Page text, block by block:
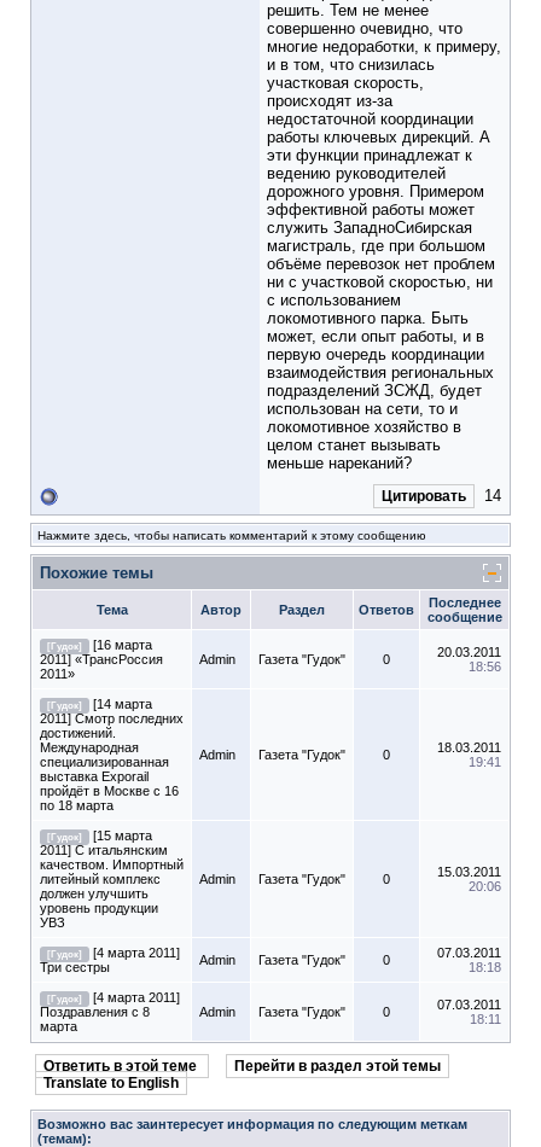
решить. Тем не менее
совершенно очевидно, что
многие недоработки, к примеру,
и в том, что снизилась
участковая скорость,
происходят из-за
недостаточной координации
работы ключевых дирекций. А
эти функции принадлежат к
ведению руководителей
дорожного уровня. Примером
эффективной работы может
служить ЗападноСибирская
магистраль, где при большом
объёме перевозок нет проблем
ни с участковой скоростью, ни
с использованием
локомотивного парка. Быть
может, если опыт работы, и в
первую очередь координации
взаимодействия региональных
подразделений ЗСЖД, будет
использован на сети, то и
локомотивное хозяйство в
целом станет вызывать
меньше нареканий?
Цитировать 14
Нажмите здесь, чтобы написать комментарий к этому сообщению
Похожие темы
Тема Автор Раздел Ответов
Последнее
сообщение
[Гудок]
[16 марта
2011] «ТрансРоссия
2011»
Admin Газета "Гудок" 0
20.03.2011
18:56
[Гудок]
[14 марта
2011] Смотр последних
достижений.
Международная
специализированная
выставка Exporail
пройдёт в Москве с 16
по 18 марта
Admin Газета "Гудок" 0
18.03.2011
19:41
[Гудок]
[15 марта
2011] С итальянским
качеством. Импортный
литейный комплекс
должен улучшить
уровень продукции
УВЗ
Admin Газета "Гудок" 0
15.03.2011
20:06
[Гудок]
[4 марта 2011]
Три сестры
Admin Газета "Гудок" 0
07.03.2011
18:18
[Гудок]
[4 марта 2011]
Поздравления с 8
марта
Admin Газета "Гудок" 0
07.03.2011
18:11
Ответить в этой теме
Перейти в раздел этой темы
Translate to English
Возможно вас заинтересует информация по следующим меткам
(темам):